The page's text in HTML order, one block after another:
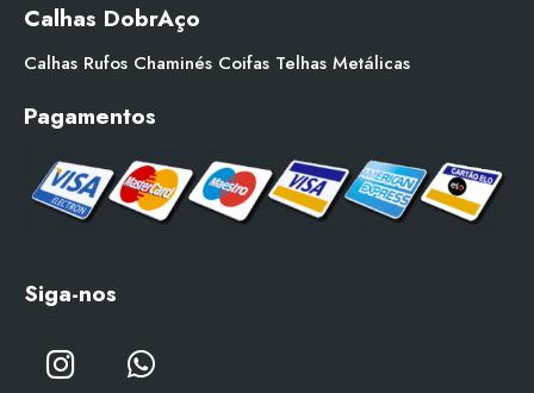
Calhas DobrAço
Calhas Rufos Chaminés Coifas Telhas Metálicas
Pagamentos
Siga-nos